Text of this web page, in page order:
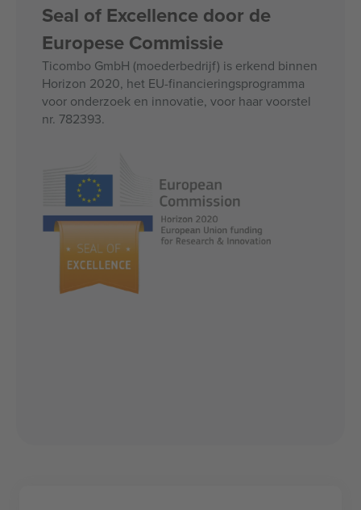
Seal of Excellence door de
Europese Commissie
Ticombo GmbH (moederbedrijf) is erkend binnen
Horizon 2020, het EU-financieringsprogramma
voor onderzoek en innovatie, voor haar voorstel
nr. 782393.